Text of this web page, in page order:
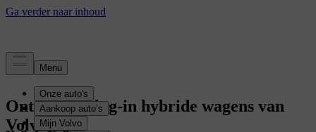
Ontdek de plug-in hybride wagens van
Volvo